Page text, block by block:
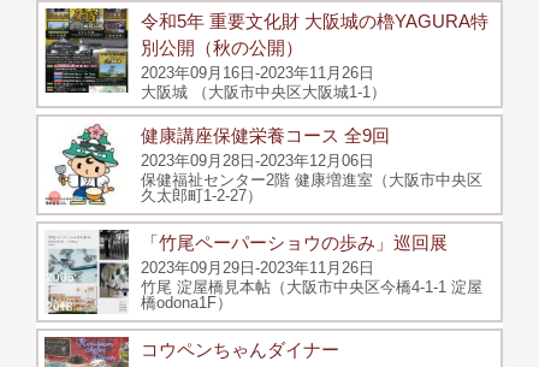
令和5年 重要文化財 大阪城の櫓YAGURA特
別公開（秋の公開）
2023年09月16日-2023年11月26日
大阪城 （大阪市中央区大阪城1-1）
健康講座保健栄養コース 全9回
2023年09月28日-2023年12月06日
保健福祉センター2階 健康増進室（大阪市中央区
久太郎町1-2-27）
「竹尾ペーパーショウの歩み」巡回展
2023年09月29日-2023年11月26日
竹尾 淀屋橋見本帖（大阪市中央区今橋4-1-1 淀屋
橋odona1F）
コウペンちゃんダイナー